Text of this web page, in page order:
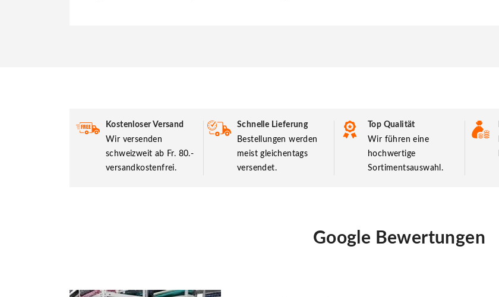
Kostenloser Versand
Wir versenden
schweizweit ab Fr. 80.-
versandkostenfrei.
Schnelle Lieferung
Bestellungen werden
meist gleichentags
versendet.
Top Qualität
Wir führen eine
hochwertige
Sortimentsauswahl.
Google Bewertungen